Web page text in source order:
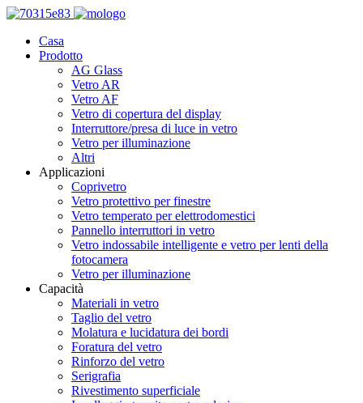
Casa
Prodotto
AG Glass
Vetro AR
Vetro AF
Vetro di copertura del display
Interruttore/presa di luce in vetro
Vetro per illuminazione
Altri
Applicazioni
Coprivetro
Vetro protettivo per finestre
Vetro temperato per elettrodomestici
Pannello interruttori in vetro
Vetro indossabile intelligente e vetro per lenti della
fotocamera
Vetro per illuminazione
Capacità
Materiali in vetro
Taglio del vetro
Molatura e lucidatura dei bordi
Foratura del vetro
Rinforzo del vetro
Serigrafia
Rivestimento superficiale